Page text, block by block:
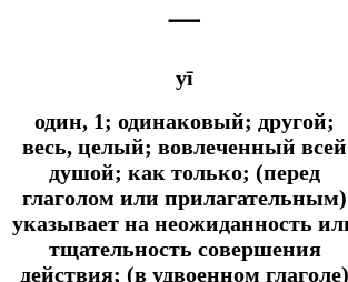
一
yī
один, 1; одинаковый; другой;
весь, целый; вовлеченный всей
душой; как только; (перед
глаголом или прилагательным)
указывает на неожиданность
тщательность совершения
действия; (в удвоенном глаголе)